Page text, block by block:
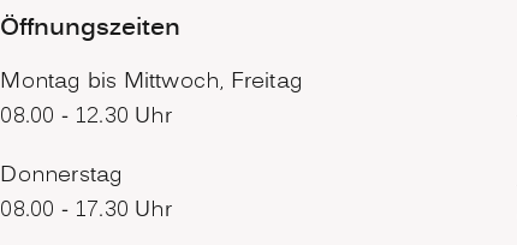
Öffnungszeiten
Montag bis Mittwoch, Freitag
08.00 - 12.30 Uhr
Donnerstag
08.00 - 17.30 Uhr